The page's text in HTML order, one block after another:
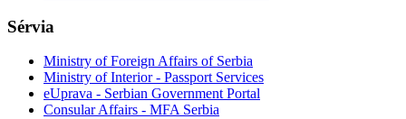
Sérvia
Ministry of Foreign Affairs of Serbia
Ministry of Interior - Passport Services
eUprava - Serbian Government Portal
Consular Affairs - MFA Serbia